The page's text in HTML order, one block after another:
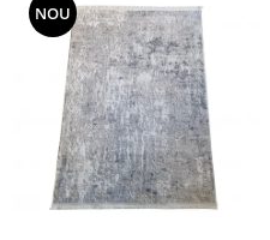
NOU